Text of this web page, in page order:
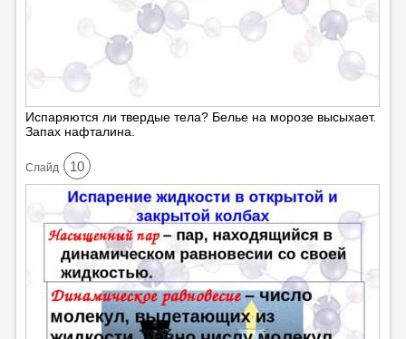
Испаряются ли твердые тела? Белье на морозе высыхает.
Запах нафталина.
Cлайд 10